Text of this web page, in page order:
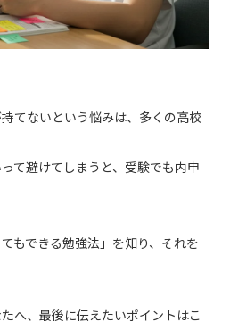
てないという悩みは、多くの高校
て避けてしまうと、受験でも内申
もできる勉強法」を知り、それを
へ、最後に伝えたいポイントはこ